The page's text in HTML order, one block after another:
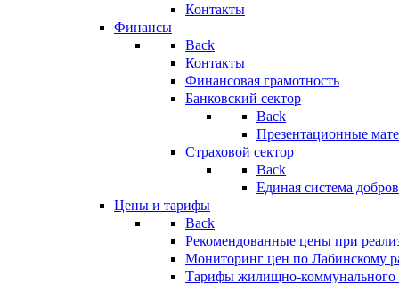
Контакты
Финансы
Back
Контакты
Финансовая грамотность
Банковский сектор
Back
Презентационные
Страховой сектор
Back
Единая система
Цены и тарифы
Back
Рекомендованные цены при
Мониторинг цен по Лабинскому
Тарифы жилищно-коммунального